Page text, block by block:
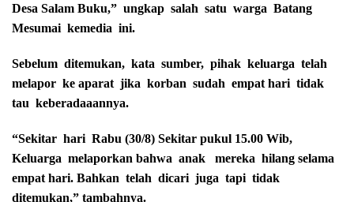
Desa Salam Buku,” ungkap salah satu warga Batang
Mesumai kemedia ini.
Sebelum ditemukan, kata sumber, pihak keluarga telah
melapor ke aparat jika korban sudah empat hari tidak
tau keberadaaannya.
“Sekitar hari Rabu (30/8) Sekitar pukul 15.00 Wib,
Keluarga melaporkan bahwa anak mereka hilang selama
empat hari. Bahkan telah dicari juga tapi tidak
ditemukan,” tambahnya.